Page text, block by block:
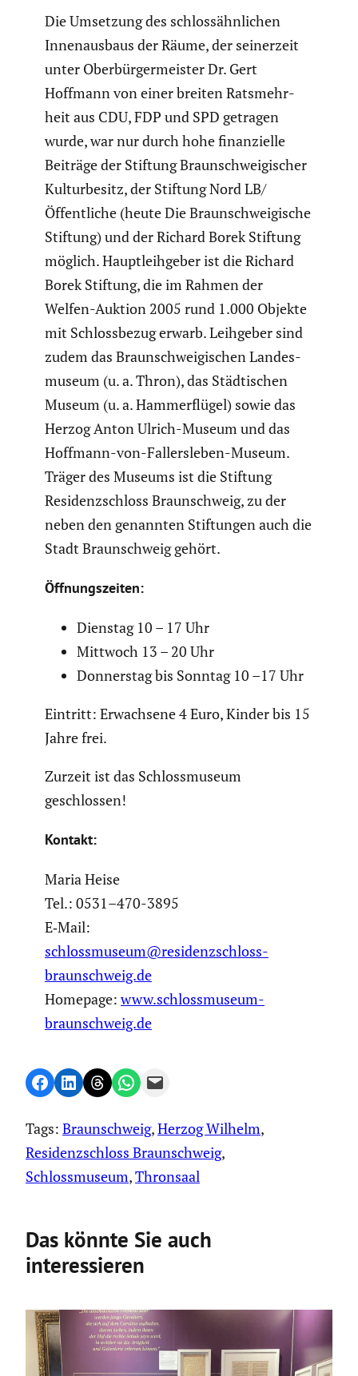
Die Umsetzung des schloss­ähn­li­chen
Innen­aus­baus der Räume, der seiner­zeit
unter Oberbür­ger­meister Dr. Gert
Hoffmann von einer breiten Ratsmehr­
heit aus CDU, FDP und SPD getragen
wurde, war nur durch hohe finan­zi­elle
Beiträge der Stiftung Braun­schwei­gi­scher
Kultur­be­sitz, der Stiftung Nord LB/
Öffentliche (heute Die Braun­schwei­gi­sche
Stiftung) und der Richard Borek Stiftung
möglich. Haupt­leih­geber ist die Richard
Borek Stiftung, die im Rahmen der
Welfen-Auktion 2005 rund 1.000 Objekte
mit Schloss­bezug erwarb. Leihgeber sind
zudem das Braun­schwei­gi­schen Landes­
mu­seum (u. a. Thron), das Städti­schen
Museum (u. a. Hammer­flügel) sowie das
Herzog Anton Ulrich-Museum und das
Hoffmann-von-Fallers­leben-Museum.
Träger des Museums ist die Stiftung
Residenz­schloss Braun­schweig, zu der
neben den genannten Stiftungen auch die
Stadt Braun­schweig gehört.
Öffnungs­zeiten:
Dienstag 10 – 17 Uhr
Mittwoch 13 – 20 Uhr
Donnerstag bis Sonntag 10 –17 Uhr
Eintritt: Erwach­sene 4 Euro, Kinder bis 15
Jahre frei.
Zurzeit ist das Schloss­mu­seum
geschlossen!
Kontakt:
Maria Heise
Tel.: 0531–470-3895
E‑Mail:
schlossmuseum@residenzschloss-
braunschweig.de
Homepage:www.schlossmuseum-
braunschweig.de
Share on Facebook
Share on LinkedIn
Share on Threads
Share on WhatsApp
Email this Page
Tags: Braunschweig, Herzog Wilhelm
Residenzschloss Braunschweig
Schlossmuseum, Thronsaal
Das könnte Sie auch
interessieren